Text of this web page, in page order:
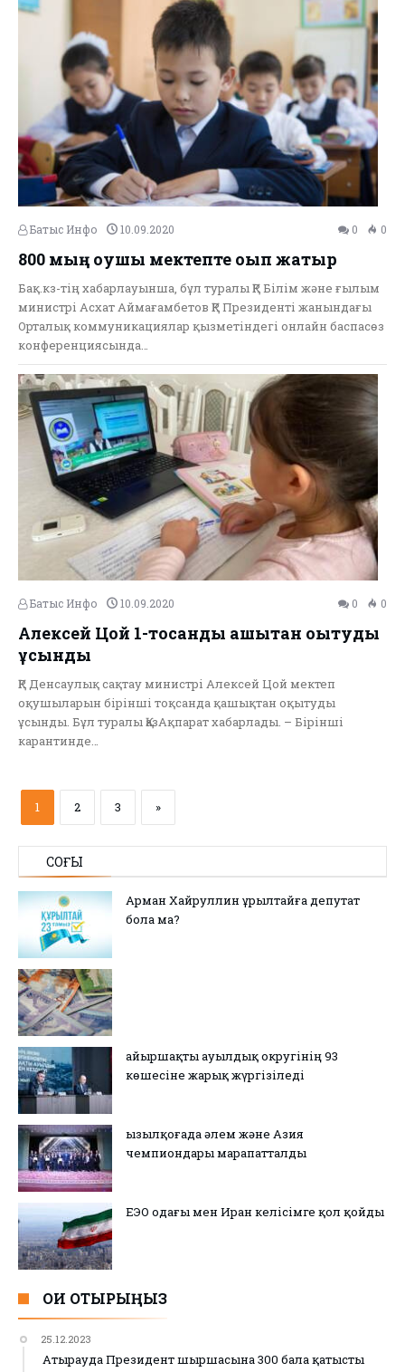
Батыс Инфо 10.09.2020 0 0
800 мың оқушы мектепте оқып жатыр
Бақ.кз-тің хабарлауынша, бұл туралы ҚР Білім және ғылым
министрі Асхат Аймағамбетов ҚР Президенті жанындағы
Орталық коммуникациялар қызметіндегі онлайн баспасөз
конференциясында…
Батыс Инфо 10.09.2020 0 0
Алексей Цой 1-тоқсанды қашықтан оқытуды
ұсынды
ҚР Денсаулық сақтау министрі Алексей Цой мектеп
оқушыларын бірінші тоқсанда қашықтан оқытуды
ұсынды. Бұл туралы ҚазАқпарат хабарлады. – Бірінші
карантинде…
1 2 3 »
СОҢҒЫ
Арман Хайруллин Құрылтайға депутат
бола ма?
Қайыршақты ауылдық округінің 93
көшесіне жарық жүргізіледі
Қызылқоғада әлем және Азия
чемпиондары марапатталды
ЕЭО одағы мен Иран келісімге қол қойды
ОҚИ ОТЫРЫҢЫЗ
25.12.2023
Атырауда Президент шыршасына 300 бала қатысты